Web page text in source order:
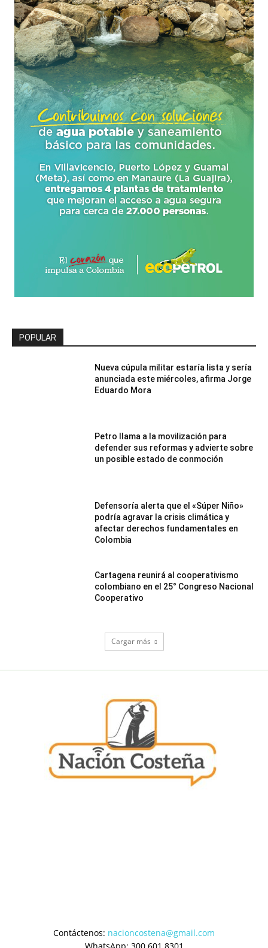
POPULAR
Nueva cúpula militar estaría lista y sería
anunciada este miércoles, afirma Jorge
Eduardo Mora
Petro llama a la movilización para
defender sus reformas y advierte sobre
un posible estado de conmoción
Defensoría alerta que el «Súper Niño»
podría agravar la crisis climática y
afectar derechos fundamentales en
Colombia
Cartagena reunirá al cooperativismo
colombiano en el 25° Congreso Nacional
Cooperativo
Cargar más
Contáctenos: nacioncostena@gmail.com